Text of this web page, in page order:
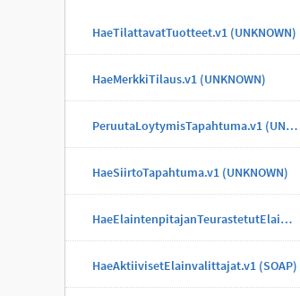
HaeTilattavatTuotteet.v1 (UNKNOWN)
HaeMerkkiTilaus.v1 (UNKNOWN)
PeruutaLoytymisTapahtuma.v1 (UNKNOWN)
HaeSiirtoTapahtuma.v1 (UNKNOWN)
HaeElaintenpitajanTeurastetutElaimet.v1 (UNKNOWN)
HaeAktiivisetElainvalittajat.v1 (SOAP)